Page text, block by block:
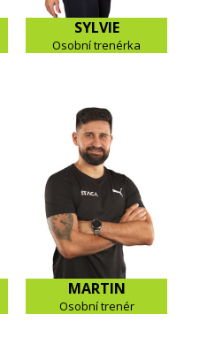
SYLVIE
Osobní trenérka
MARTIN
Osobní trenér